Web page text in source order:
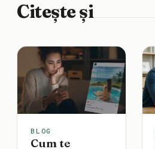
Citește și
BLOG
Cum te